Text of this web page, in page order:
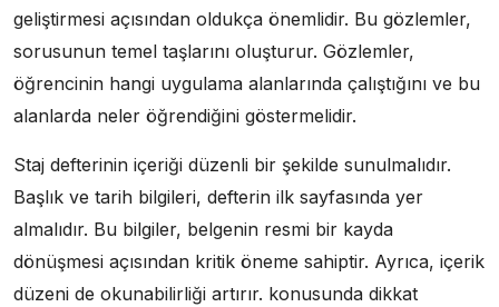
geliştirmesi açısından oldukça önemlidir. Bu gözlemler,
sorusunun temel taşlarını oluşturur. Gözlemler,
öğrencinin hangi uygulama alanlarında çalıştığını ve bu
alanlarda neler öğrendiğini göstermelidir.
Staj defterinin içeriği düzenli bir şekilde sunulmalıdır.
Başlık ve tarih bilgileri, defterin ilk sayfasında yer
almalıdır. Bu bilgiler, belgenin resmi bir kayda
dönüşmesi açısından kritik öneme sahiptir. Ayrıca, içerik
düzeni de okunabilirliği artırır. konusunda dikkat